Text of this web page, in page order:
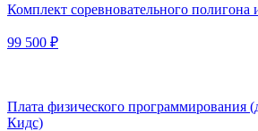
Комплект соревновательного полигона
99 500 ₽
Плата физического программирования
Кидс)